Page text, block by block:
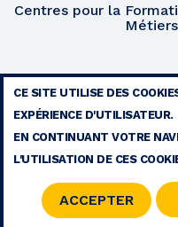
Centres pour la
© 2026 COPYRIGHT -
CE SITE UTILISE DES
EXPÉRIENCE D'UTILISATEUR.
EN CONTINUANT VOTRE
L'UTILISATION DE CES
ACCEPTER